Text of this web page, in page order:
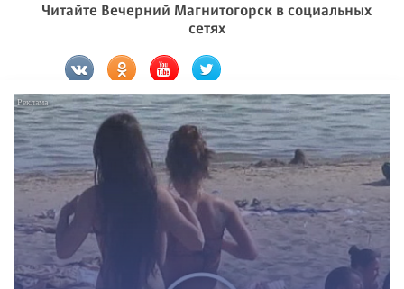
Читайте Вечерний Магнитогорск в социальных
сетях